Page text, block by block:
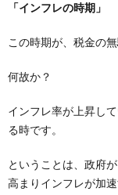
「インフレの時期」
この時期が、税金の
何故か？
インフレ率が上昇し
る時です。
ということは、政府
高まりインフレが加